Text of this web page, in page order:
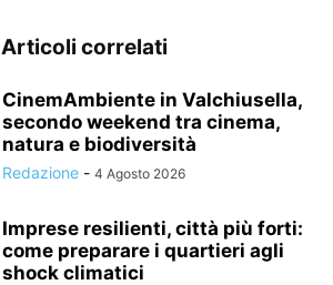
Articoli correlati
CinemAmbiente in Valchiusella,
secondo weekend tra cinema,
natura e biodiversità
Redazione - 4 Agosto 2026
Imprese resilienti, città più forti:
come preparare i quartieri agli
shock climatici